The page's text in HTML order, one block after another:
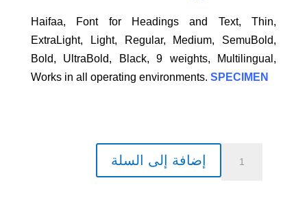
Haifaa, Font for Headings and Text, Thin,
ExtraLight, Light, Regular, Medium, SemuBold,
Bold, UltraBold, Black, 9 weights, Multilingual,
Works in all operating environments. SPECIMEN
إضافة إلى السلة